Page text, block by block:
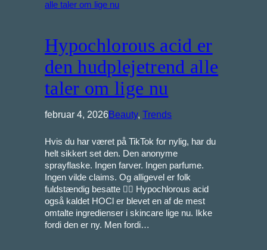
Hypochlorous acid er
den hudplejetrend alle
taler om lige nu
februar 4, 2026Beauty, Trends
Hvis du har været på TikTok for nylig, har du
helt sikkert set den. Den anonyme
sprayflaske. Ingen farver. Ingen parfume.
Ingen vilde claims. Og alligevel er folk
fuldstændig besatte 😮‍💨 Hypochlorous acid
også kaldet HOCl er blevet en af de mest
omtalte ingredienser i skincare lige nu. Ikke
fordi den er ny. Men fordi…